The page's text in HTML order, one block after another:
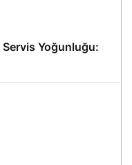
Servis Yoğunluğu: